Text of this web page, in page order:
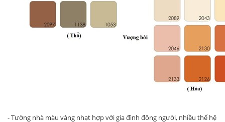
- Tường nhà màu vàng nhạt hợp với gia đình đông người, nhiều thế hệ